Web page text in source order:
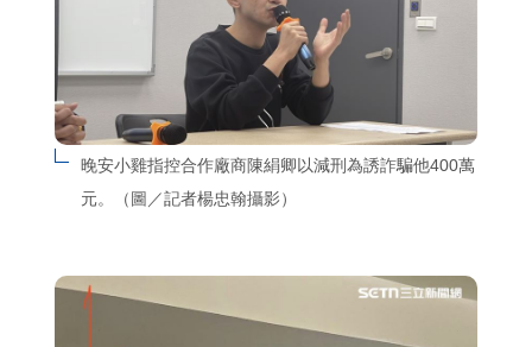
晚安小雞指控合作廠商陳絹卿以減刑為誘詐騙他400萬
元。（圖／記者楊忠翰攝影）